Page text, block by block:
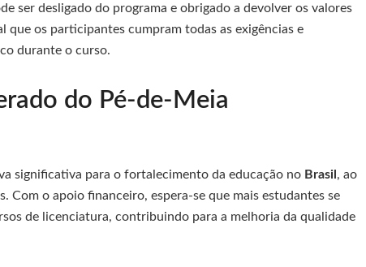
ser desligado do programa e obrigado a devolver os valores
que os participantes cumpram todas as exigências e
durante o curso.
do Pé-de-Meia
significativa para o fortalecimento da educação no Brasil , ao
Com o apoio financeiro, espera-se que mais estudantes se
de licenciatura, contribuindo para a melhoria da qualidade